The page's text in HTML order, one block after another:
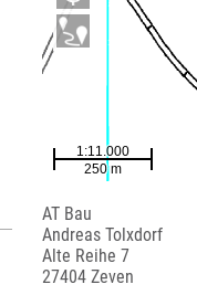
AT Bau
Andreas Tolxdorf
Alte Reihe 7
27404 Zeven